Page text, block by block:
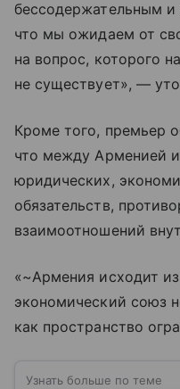
бессодержательным и
что мы ожидаем от
на вопрос, которого
не существует», —
Кроме того, премьер
что между Арменией
юридических,
обязательств,
взаимоотношений
«~Армения исходит
экономический союз
как пространство
Узнать больше по теме